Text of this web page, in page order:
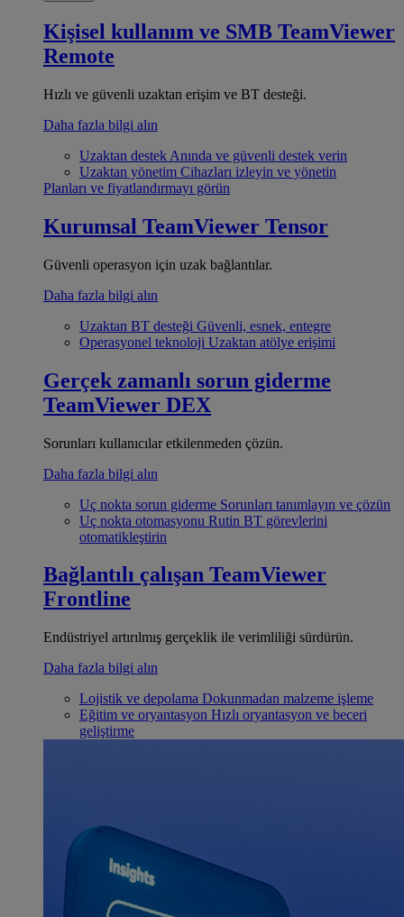
Kişisel kullanım ve SMB TeamViewer
Remote
Hızlı ve güvenli uzaktan erişim ve BT desteği.
Daha fazla bilgi alın
Uzaktan destek Anında ve güvenli destek verin
Uzaktan yönetim Cihazları izleyin ve yönetin
Planları ve fiyatlandırmayı görün
Kurumsal TeamViewer Tensor
Güvenli operasyon için uzak bağlantılar.
Daha fazla bilgi alın
Uzaktan BT desteği Güvenli, esnek, entegre
Operasyonel teknoloji Uzaktan atölye erişimi
Gerçek zamanlı sorun giderme
TeamViewer DEX
Sorunları kullanıcılar etkilenmeden çözün.
Daha fazla bilgi alın
Uç nokta sorun giderme Sorunları tanımlayın ve çözün
Uç nokta otomasyonu Rutin BT görevlerini
otomatikleştirin
Bağlantılı çalışan TeamViewer
Frontline
Endüstriyel artırılmış gerçeklik ile verimliliği sürdürün.
Daha fazla bilgi alın
Lojistik ve depolama Dokunmadan malzeme işleme
Eğitim ve oryantasyon Hızlı oryantasyon ve beceri
geliştirme